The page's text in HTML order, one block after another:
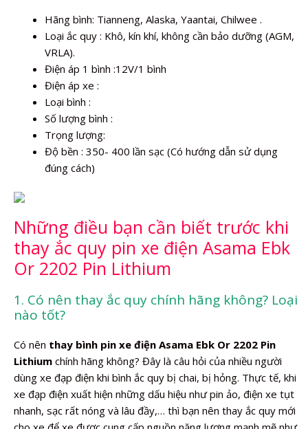
Hãng bình: Tianneng, Alaska, Yaantai, Chilwee .
Loại ắc quy : Khô, kín khí, không cần bảo dưỡng (AGM,
VRLA).
Điện áp 1 bình :12V/1 bình
Điện áp xe :
Loại bình :
Số lượng bình :
Trọng lượng:
Độ bền : 350- 400 lần sạc (Có hướng dẫn sử dụng
đúng cách)
Những điều bạn cần biết trước khi
thay ắc quy pin xe điện Asama Ebk
Or 2202 Pin Lithium
1. Có nên thay ắc quy chính hãng không? Loại
nào tốt?
Có nên thay bình pin xe điện Asama Ebk Or 2202 Pin
Lithium chính hãng không? Đây là câu hỏi của nhiều người
dùng xe đạp điện khi bình ắc quy bị chai, bị hỏng. Thực tế, khi
xe đạp điện xuất hiện những dấu hiệu như pin ảo, điện xe tụt
nhanh, sạc rất nóng và lâu đầy,… thì bạn nên thay ắc quy mới